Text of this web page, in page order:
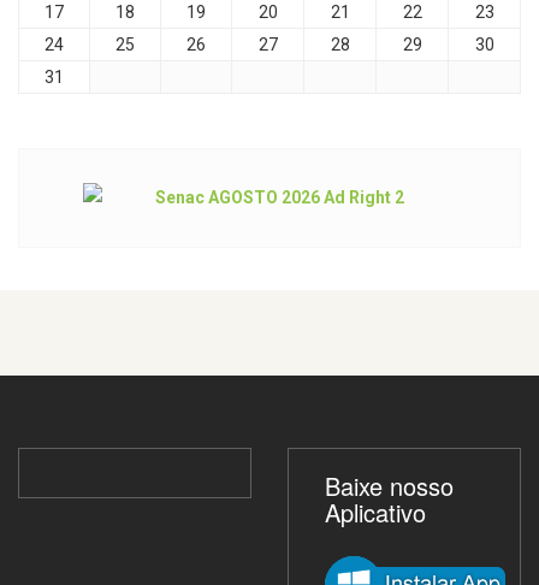
17
18 19 20 21 22
23
24
25 26 27 28 29
30
31
Baixe nosso
Aplicativo